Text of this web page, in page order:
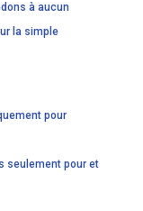
à aucun
la simple
pour
seulement pour et